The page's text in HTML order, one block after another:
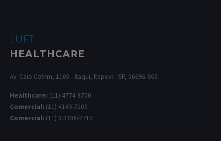
LUFT
HEALTHCARE
Av. Caio Cotrim, 1100 - Itaqui, Itapevi - SP, 06696-060
Healthcare: (11) 4774-8700
Comercial: (11) 4143-7100
Comercial: (11) 9.9106-2715